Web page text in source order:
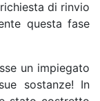
di rinvio
questa fase
un impiegato
sostanze! In